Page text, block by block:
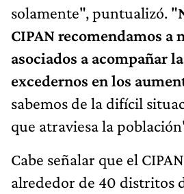
solamente", puntualizó. "
CIPAN recomendamos a
asociados a acompañar
excedernos en los
sabemos de la difícil
que atraviesa la
Cabe señalar que el
alrededor de 40 distritos